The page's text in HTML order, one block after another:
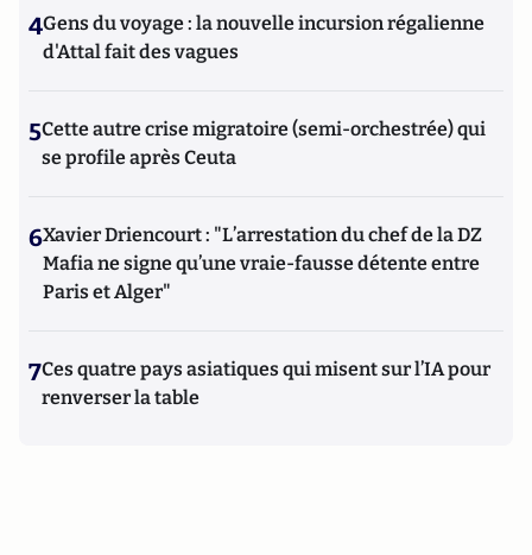
4Gens du voyage : la nouvelle incursion régalienne
d'Attal fait des vagues
5Cette autre crise migratoire (semi-orchestrée) qui
se profile après Ceuta
6Xavier Driencourt : "L’arrestation du chef de la DZ
Mafia ne signe qu’une vraie-fausse détente entre
Paris et Alger"
7Ces quatre pays asiatiques qui misent sur l’IA pour
renverser la table